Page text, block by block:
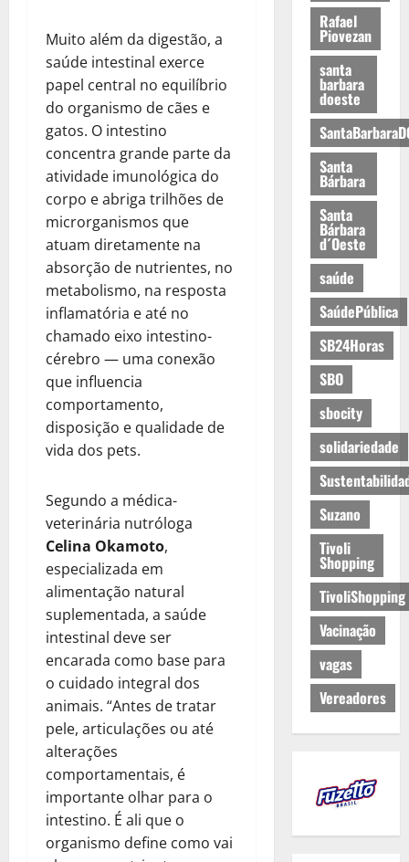
Muito além da digestão, a
saúde intestinal exerce
papel central no equilíbrio
do organismo de cães e
gatos. O intestino
concentra grande parte da
atividade imunológica do
corpo e abriga trilhões de
microrganismos que
atuam diretamente na
absorção de nutrientes, no
metabolismo, na resposta
inflamatória e até no
chamado eixo intestino-
cérebro — uma conexão
que influencia
comportamento,
disposição e qualidade de
vida dos pets.
Segundo a médica-
veterinária nutróloga
Celina Okamoto,
especializada em
alimentação natural
suplementada, a saúde
intestinal deve ser
encarada como base para
o cuidado integral dos
animais. “Antes de tratar
pele, articulações ou até
alterações
comportamentais, é
importante olhar para o
intestino. É ali que o
organismo define como vai
Rafael
Piovezan
santa
barbara
doeste
Santa
Bárbara
Santa
Bárbara
d´Oeste
saúde
SaúdePública
SB24Horas
SBO
sbocity
solidariedade
Suzano
Tivoli
Shopping
TivoliShopping
Vacinação
vagas
Vereadores